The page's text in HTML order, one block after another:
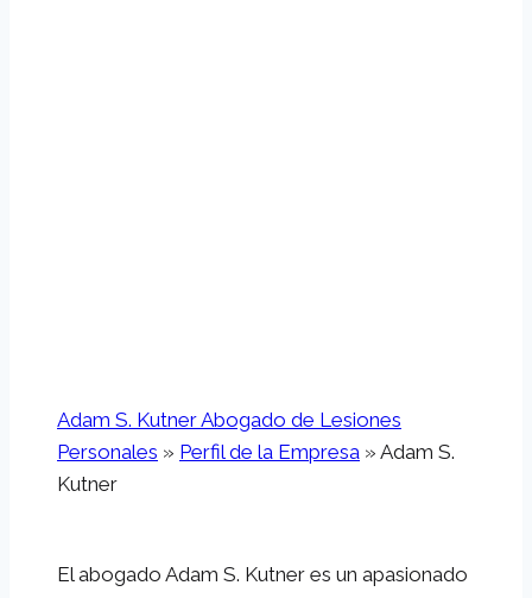
Adam S. Kutner Abogado de Lesiones
Personales » Perfil de la Empresa » Adam S.
Kutner
El abogado Adam S. Kutner es un apasionado